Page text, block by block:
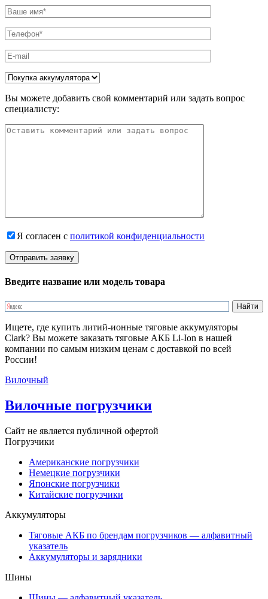
Вы можете добавить свой комментарий или задать вопрос
специалисту:
Я согласен с политикой конфиденциальности
Введите название или модель товара
Ищете, где купить литий-ионные тяговые аккумуляторы
Clark? Вы можете заказать тяговые АКБ Li-Ion в нашей
компании по самым низким ценам с доставкой по всей
России!
Вилочный
Вилочные погрузчики
Сайт не является публичной офертой
Погрузчики
Американские погрузчики
Немецкие погрузчики
Японские погрузчики
Китайские погрузчики
Аккумуляторы
Тяговые АКБ по брендам погрузчиков — алфавитный
указатель
Аккумуляторы и зарядники
Шины